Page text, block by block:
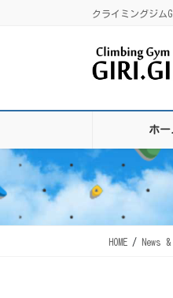
クライミングジム
ホー
HOME News